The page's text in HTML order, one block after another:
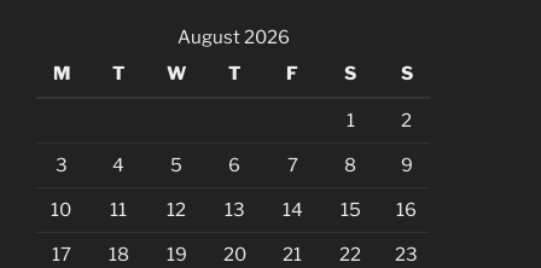
August 2026
M
T W T F S S
1 2
3 4 5 6 7 8 9
10 11 12 13 14 15 16
17 18 19 20 21 22 23